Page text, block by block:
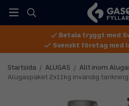
Betala tryggt med
Svenskt företag med
Startsida / ALUGAS / Allt inom
Alugaspaket 2x11kg invändig tankning